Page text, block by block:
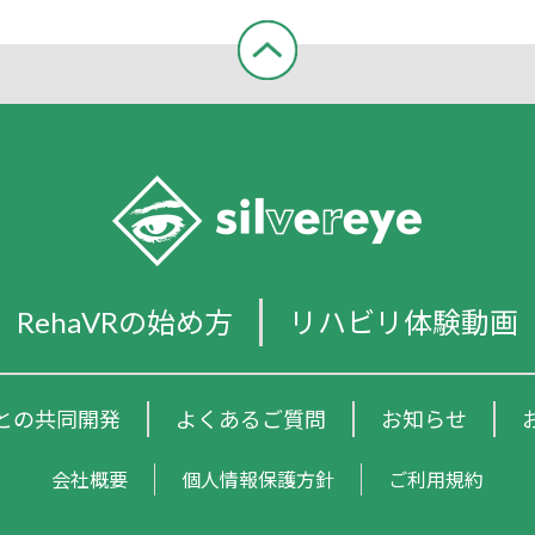
RehaVRの始め方 リハビリ体験動画
の共同開発 よくあるご質問 お知らせ
会社概要 個人情報保護方針 ご利用規約